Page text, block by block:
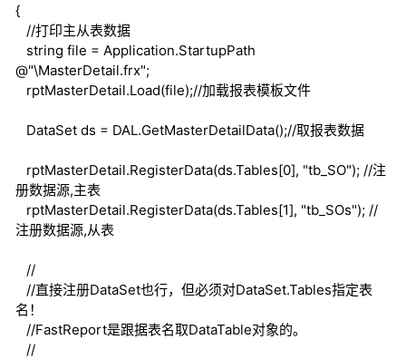
{
//打印主从表数据
string file = Application.StartupPath
@"\MasterDetail.frx";
rptMasterDetail.Load(file);//加载报表模板文件
DataSet ds = DAL.GetMasterDetailData();//取报表数据
rptMasterDetail.RegisterData(ds.Tables[0], "tb_SO"); //注
册数据源,主表
rptMasterDetail.RegisterData(ds.Tables[1], "tb_SOs"); //
注册数据源,从表
//
//直接注册DataSet也行，但必须对DataSet.Tables指定表
名！
//FastReport是跟据表名取DataTable对象的。
//